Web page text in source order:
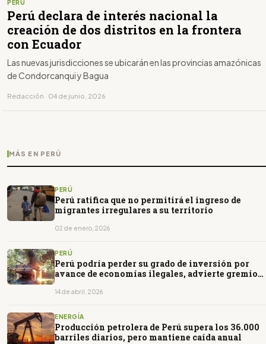
PERÚ
Perú declara de interés nacional la
creación de dos distritos en la frontera
con Ecuador
Las nuevas jurisdicciones se ubicarán en las provincias amazónicas
de Condorcanqui y Bagua
Redacción · 04 de junio, 2026
MÁS EN PERÚ
PERÚ
Perú ratifica que no permitirá el ingreso de
migrantes irregulares a su territorio
02 de enero, 2026
PERÚ
Perú podría perder su grado de inversión por
avance de economías ilegales, advierte gremio
14 de abril, 2026
ENERGÍA
Producción petrolera de Perú supera los 36.000
barriles diarios, pero mantiene caída anual